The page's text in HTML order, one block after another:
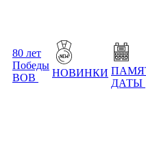
80 лет
Победы
ВОВ
НОВИНКИ
ДАТЫ